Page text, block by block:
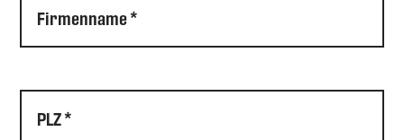
Firmenname *
PLZ *